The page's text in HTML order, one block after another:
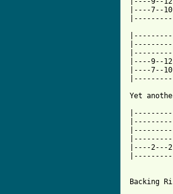
|----7--
|----9--
|----7--
Yet
|----
Backing